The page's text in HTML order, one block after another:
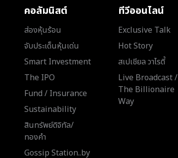
คอลัมนิสต์
ส่องหุ้นร้อน
จับประเด็นหุ้นเด่น
Smart Investment
The IPO
Fund / Insurance
Sustainability
สินทรัพย์ดิจิทัล/
ทองคำ
Gossip Station..by
ทีวีออนไลน์
Exclusive Talk
Hot Story
สเปเชียล วาไรตี้
Live Broadcast /
The Billionaire
Way